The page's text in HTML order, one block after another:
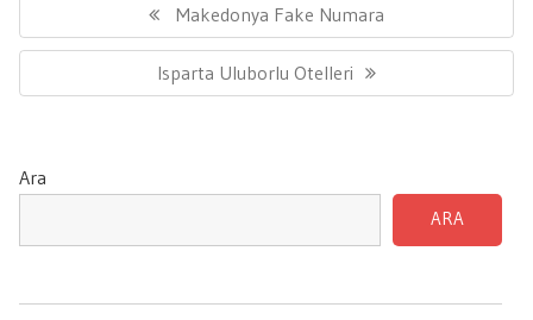
Previous
Post:
Makedonya Fake Numara
Next
Post:
Isparta Uluborlu Otelleri
Ara
ARA